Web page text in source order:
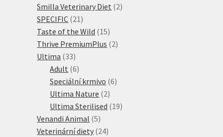
Smilla Veterinary Diet 22
SPECIFIC 21 21
produktů
Taste of the Wild 1515
produktů
Thrive PremiumPlus 22
Ultima 3333
produktů
Adult 66
produktů
Speciální krmivo 66
Ultima Nature 22
produkty
Ultima Sterilised 1919
Venandi Animal 55
produktů
Veterinární diety 2424